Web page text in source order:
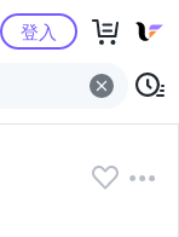
中心
登入